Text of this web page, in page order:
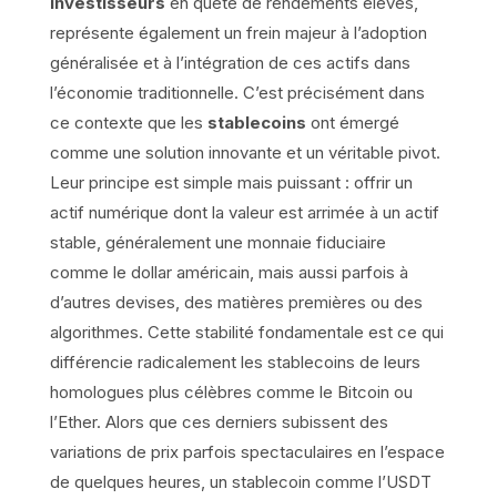
représente également un frein majeur à l’adoption
généralisée et à l’intégration de ces actifs dans
l’économie traditionnelle. C’est précisément dans
ce contexte que les stablecoins ont émergé
comme une solution innovante et un véritable pivot.
Leur principe est simple mais puissant : offrir un
actif numérique dont la valeur est arrimée à un actif
stable, généralement une monnaie fiduciaire
comme le dollar américain, mais aussi parfois à
d’autres devises, des matières premières ou des
algorithmes. Cette stabilité fondamentale est ce qui
différencie radicalement les stablecoins de leurs
homologues plus célèbres comme le Bitcoin ou
l’Ether. Alors que ces derniers subissent des
variations de prix parfois spectaculaires en l’espace
de quelques heures, un stablecoin comme l’USDT